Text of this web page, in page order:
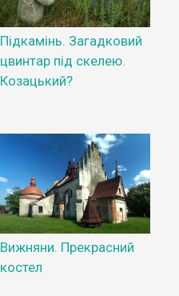
Підкамінь. Загадковий
цвинтар під скелею.
Козацький?
Вижняни. Прекрасний
костел